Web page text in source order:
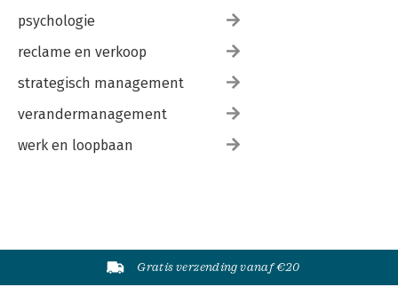
psychologie
reclame en verkoop
strategisch management
verandermanagement
werk en loopbaan
Gratis verzending vanaf €20